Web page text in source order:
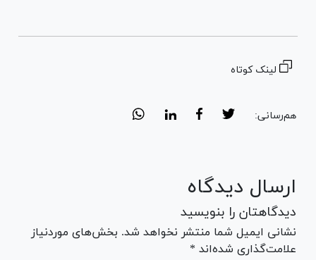
لینک کوتاه
هم‌رسانی:
ارسال دیدگاه
دیدگاهتان را بنویسید
نشانی ایمیل شما منتشر نخواهد شد. بخش‌های موردنیاز
علامت‌گذاری شده‌اند *